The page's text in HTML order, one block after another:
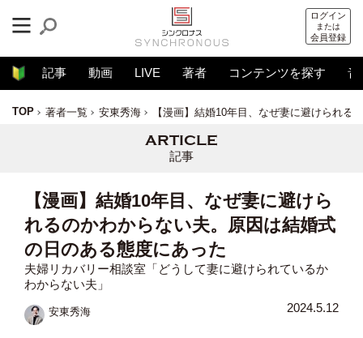
ログイン
または
会員登録
記事 動画 LIVE 著者 コンテンツを探す 音
TOP 著者一覧 安東秀海 【漫画】結婚10年目、なぜ妻に避けられ
記事
【漫画】結婚10年目、なぜ妻に避けら
れるのかわからない夫。原因は結婚式
の日のある態度にあった
夫婦リカバリー相談室「どうして妻に避けられているか
わからない夫」
安東秀海 2024.5.12